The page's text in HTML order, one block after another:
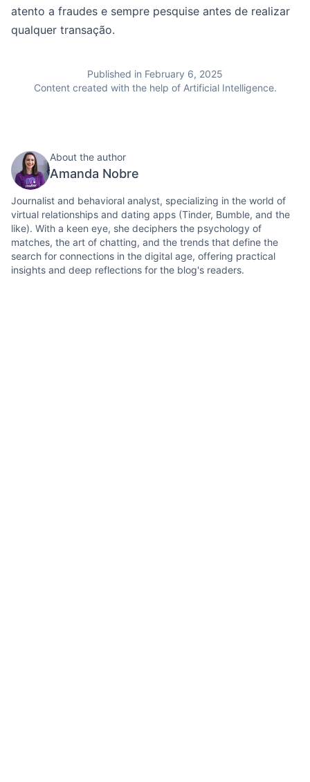
atento a fraudes e sempre pesquise antes de realizar
qualquer transação.
Published in February 6, 2025
Content created with the help of Artificial Intelligence.
About the author
Amanda Nobre
Journalist and behavioral analyst, specializing in the world of
virtual relationships and dating apps (Tinder, Bumble, and the
like). With a keen eye, she deciphers the psychology of
matches, the art of chatting, and the trends that define the
search for connections in the digital age, offering practical
insights and deep reflections for the blog's readers.